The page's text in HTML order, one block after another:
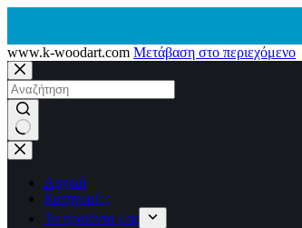
www.k-woodart.com Μετάβαση στο περιεχόμενο
No
results
Αρχική
Κατηγορίες
Τα προϊόντα μας